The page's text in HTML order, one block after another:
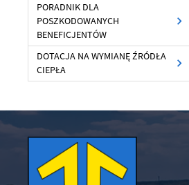
PORADNIK DLA
POSZKODOWANYCH
BENEFICJENTÓW
DOTACJA NA WYMIANĘ ŹRÓDŁA
CIEPŁA